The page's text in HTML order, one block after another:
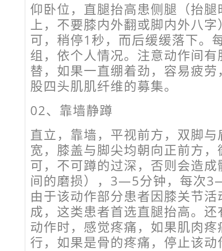
仰卧位，直腿抬高患侧腿（抬
上，不要膝内外翻或脚内外八
可，稍停1秒，而后缓缓落下
组，依个人情况。注意动作间
替，如果一直绷着劲，容易疲
股四头肌肌纤维的募集。
02、靠墙静蹲
直立，靠墙，平视前方，双脚
宽，膝盖与脚尖均朝向正前方
可，不可蹲的过深，否则会造
间的磨损），3—5分钟，每次
由于该动作部分患者因膝关节
成，这类患者首选直腿抬高。
动作时，感觉疼痛，如果肌肉
行，如果是骨的疼痛，停止该